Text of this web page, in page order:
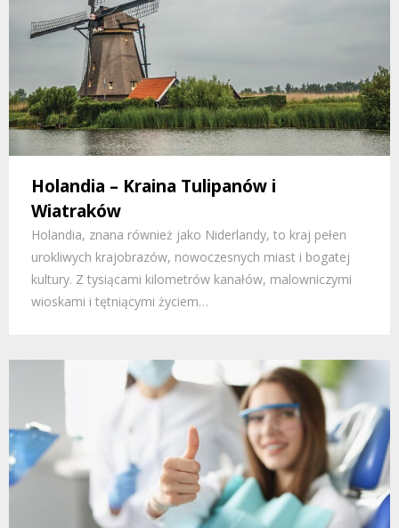
Holandia – Kraina Tulipanów i
Wiatraków
Holandia, znana również jako Niderlandy, to kraj pełen
urokliwych krajobrazów, nowoczesnych miast i bogatej
kultury. Z tysiącami kilometrów kanałów, malowniczymi
wioskami i tętniącymi życiem…